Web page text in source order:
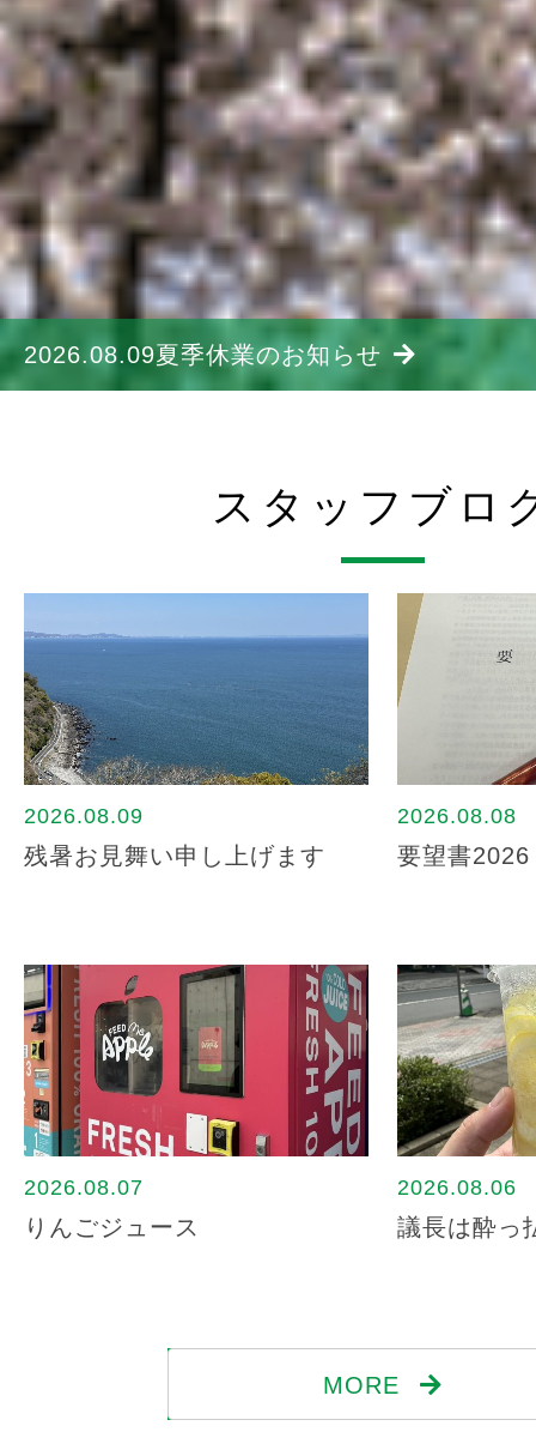
2026.08.09夏季休業のお知らせ
スタッフブロ
2026.08.09
残暑お見舞い申し上げます
2026.08.08
要望書2026
2026.08.07
りんごジュース
2026.08.06
MORE